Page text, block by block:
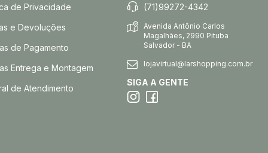
de Privacidade
e Devoluções
de Pagamento
Entrega e Montagem
de Atendimento
(71)99272-4342
Avenida Antônio Carlos
Magalhães, 2990 Pituba
Salvador - BA
lojavirtual@larshopping.com.br
SIGA A GENTE